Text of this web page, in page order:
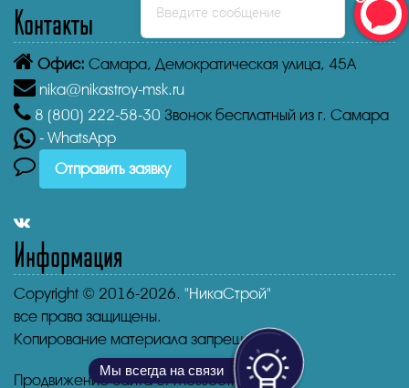
Контакты
Офис: Самара, Демократическая улица, 45А
nika@nikastroy-msk.ru
8 (800) 222-58-30 Звонок бесплатный из г. Самара
- WhatsApp
Отправить заявку
Информация
Copyright © 2016-2026. "НикаСтрой"
все права защищены.
Копирование материала запрещено.
Продвижение сайта от mosseo.ru
Мы всегда на связи
Введите сообщение